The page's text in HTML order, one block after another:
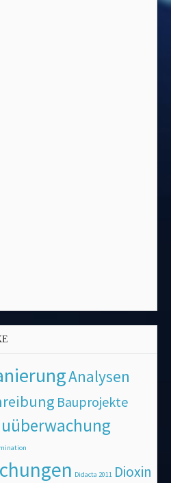
Analysen
Bauprojekte
Didacta 2011 Dioxin